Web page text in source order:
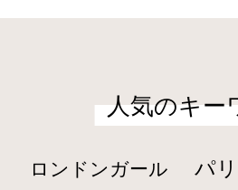
人気のキー
ロンドンガール パ